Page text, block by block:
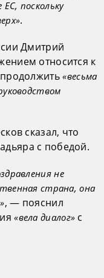
поскольку
.
Дмитрий
относится к
продолжить«весьма
сказал, что
с победой.
не
страна, она
, — пояснил
«вела диалог» с